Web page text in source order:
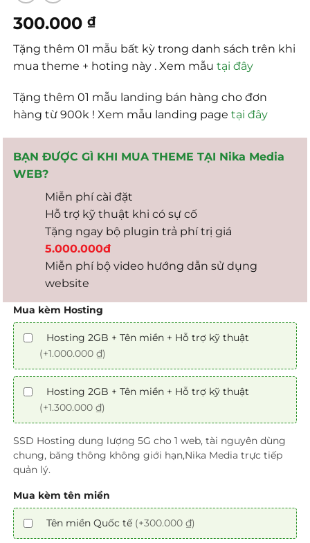
300.000₫
Tặng thêm 01 mẫu bất kỳ trong danh sách trên khi
mua theme + hoting này . Xem mẫutại đây
Tặng thêm 01 mẫu landing bán hàng cho đơn
hàng từ 900k ! Xem mẫu landing pagetại đây
BẠN ĐƯỢC GÌ KHI MUA THEME TẠI Nika Media
WEB?
Miễn phí cài đặt
Hỗ trợ kỹ thuật khi có sự cố
Tặng ngay bộ plugin trả phí trị giá
5.000.000đ
Miễn phí bộ video hướng dẫn sử dụng
website
Mua kèm Hosting
Hosting 2GB + Tên miền + Hỗ trợ kỹ thuật
(+1.000.000 ₫)
Hosting 2GB + Tên miền + Hỗ trợ kỹ thuật
(+1.300.000 ₫)
SSD Hosting dung lượng 5G cho 1 web, tài nguyên dùng
chung, băng thông không giới hạn,Nika Media trực tiếp
quản lý.
Mua kèm tên miền
Tên miền Quốc tế (+300.000 ₫)